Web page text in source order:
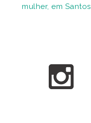
mulher, em Santos